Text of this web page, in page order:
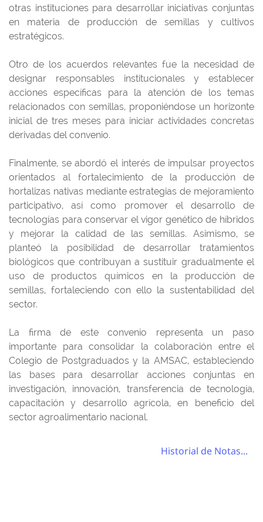
otras instituciones para desarrollar iniciativas conjuntas
en materia de producción de semillas y cultivos
estratégicos.
Otro de los acuerdos relevantes fue la necesidad de
designar responsables institucionales y establecer
acciones específicas para la atención de los temas
relacionados con semillas, proponiéndose un horizonte
inicial de tres meses para iniciar actividades concretas
derivadas del convenio.
Finalmente, se abordó el interés de impulsar proyectos
orientados al fortalecimiento de la producción de
hortalizas nativas mediante estrategias de mejoramiento
participativo, así como promover el desarrollo de
tecnologías para conservar el vigor genético de híbridos
y mejorar la calidad de las semillas. Asimismo, se
planteó la posibilidad de desarrollar tratamientos
biológicos que contribuyan a sustituir gradualmente el
uso de productos químicos en la producción de
semillas, fortaleciendo con ello la sustentabilidad del
sector.
La firma de este convenio representa un paso
importante para consolidar la colaboración entre el
Colegio de Postgraduados y la AMSAC, estableciendo
las bases para desarrollar acciones conjuntas en
investigación, innovación, transferencia de tecnología,
capacitación y desarrollo agrícola, en beneficio del
sector agroalimentario nacional.
Historial de Notas...